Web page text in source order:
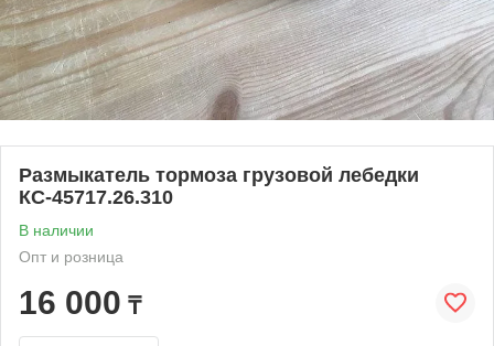
Размыкатель тормоза грузовой лебедки
КС-45717.26.310
В наличии
Опт и розница
16 000 ₸